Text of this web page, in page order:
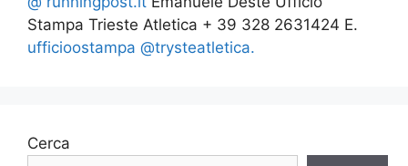
Stampa Trieste Atletica + 39 328 2631424 E.
ufficioostampa @trysteatletica.
Cerca